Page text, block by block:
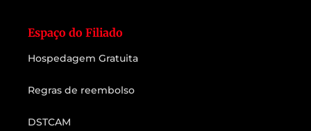
Espaço do Filiado
Hospedagem Gratuita
Regras de reembolso
DSTCAM